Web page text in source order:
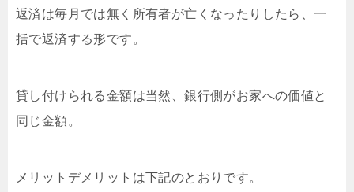
返済は毎月では無く所有者が亡くなったりしたら、一
括で返済する形です。
貸し付けられる金額は当然、銀行側がお家への価値と
同じ金額。
メリットデメリットは下記のとおりです。